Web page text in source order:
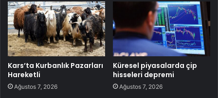
Kars’ta Kurbanlık Pazarları
Hareketli
Ağustos 7, 2026
Küresel piyasalarda çip
hisseleri depremi
Ağustos 7, 2026